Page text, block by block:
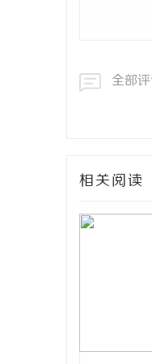
全部
相关阅读